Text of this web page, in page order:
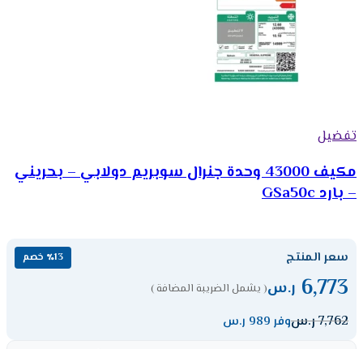
تفضيل
مكيف 43000 وحدة جنرال سوبريم دولابي – بحريني
– بارد GSa50c
سعر المنتج ٪13 خصم
6,773 ر.س( يشمل الضريبة المضافة )
7,762ر.سوفر 989 ر.س